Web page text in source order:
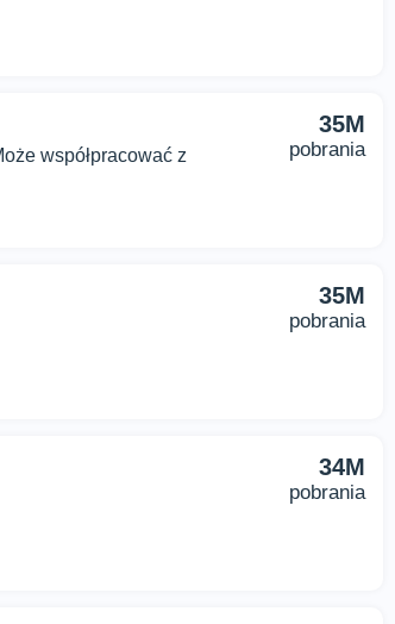
współpracować z
35M
pobrania
35M
pobrania
34M
pobrania